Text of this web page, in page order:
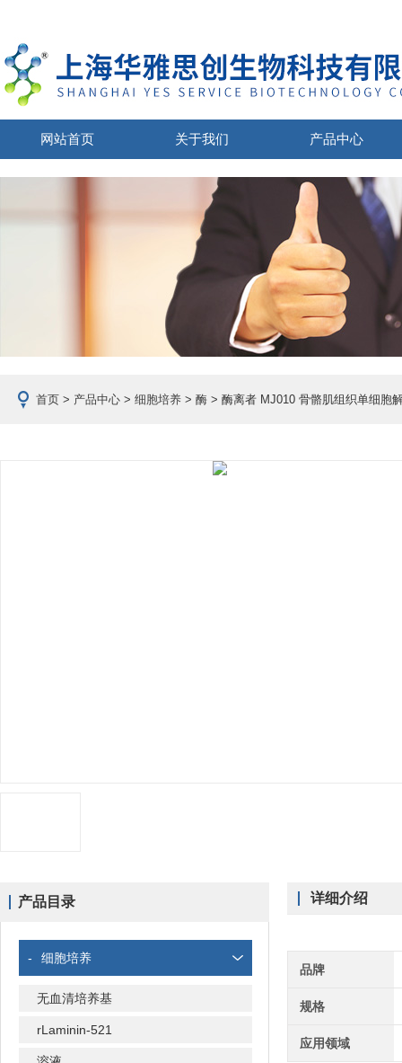
网站首页 关于我们 产品中心
首页 > 产品中心 > 细胞培养 > 酶 > 酶离者 MJ010 骨骼肌组织单细胞
产品目录
- 细胞培养
无血清培养基
rLaminin-521
详细介绍
品牌
规格
应用领域